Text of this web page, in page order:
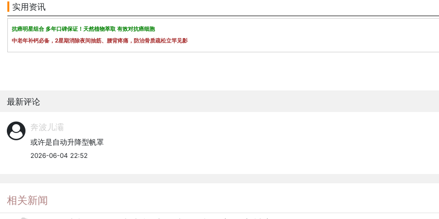
实用资讯
抗癌明星组合 多年口碑保证！天然植物萃取 有效对抗癌细胞
中老年补钙必备，2星期消除夜间抽筋、腰背疼痛，防治骨质疏松立竿见影
最新评论
奔波儿灞
或许是自动升降型帆罩
2026-06-04 22:52
相关新闻